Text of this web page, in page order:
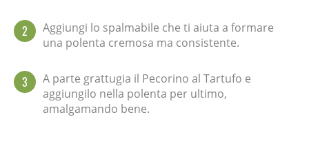
2
Aggiungi lo spalmabile che ti aiuta a formare
una polenta cremosa ma consistente.
3
A parte grattugia il Pecorino al Tartufo e
aggiungilo nella polenta per ultimo,
amalgamando bene.